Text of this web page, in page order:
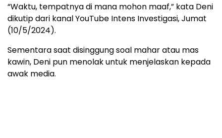
“Waktu, tempatnya di mana mohon maaf,” kata Deni
dikutip dari kanal YouTube Intens Investigasi, Jumat
(10/5/2024).
Sementara saat disinggung soal mahar atau mas
kawin, Deni pun menolak untuk menjelaskan kepada
awak media.